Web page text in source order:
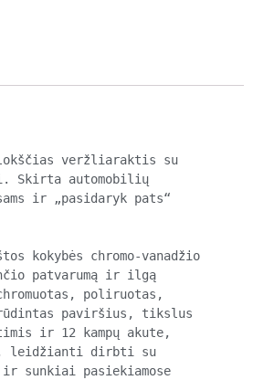
veržliaraktis su
Skirta automobilių
ir „pasidaryk pats“
kokybės chromo-vanadžio
patvarumą ir ilgą
poliruotas,
paviršius, tikslus
ir 12 kampų akute,
leidžianti dirbti su
sunkiai pasiekiamose